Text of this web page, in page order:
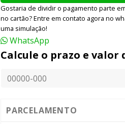
Gostaria de dividir o pagamento parte
no cartão? Entre em contato agora no
uma simulação!
WhatsApp
Calcule o prazo e
PARCELAMENTO